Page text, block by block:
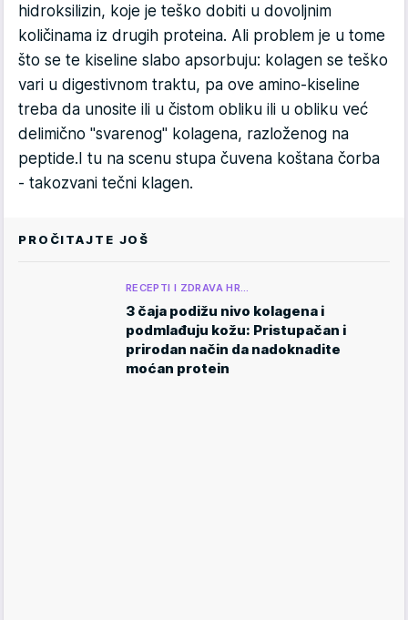
hidroksilizin, koje je teško dobiti u dovoljnim
količinama iz drugih proteina. Ali problem je u tome
što se te kiseline slabo apsorbuju: kolagen se teško
vari u digestivnom traktu, pa ove amino-kiseline
treba da unosite ili u čistom obliku ili u obliku već
delimično "svarenog" kolagena, razloženog na
peptide.I tu na scenu stupa čuvena koštana čorba
- takozvani tečni klagen.
PROČITAJTE JOŠ
RECEPTI I ZDRAVA HR…
3 čaja podižu nivo kolagena i
podmlađuju kožu: Pristupačan i
prirodan način da nadoknadite
moćan protein